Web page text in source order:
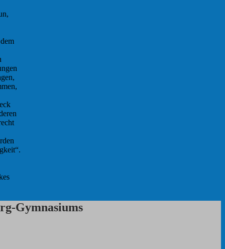
Gymnasiums